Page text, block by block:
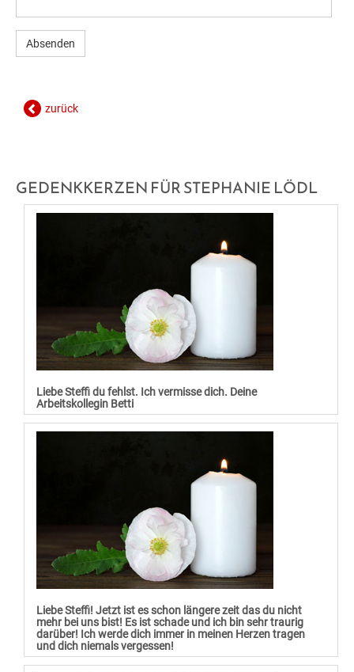
ANSPRECHPARTNER
GESUNDE GEMEINDE
zurück
GEDENKKERZEN FÜR STEPHANIE LÖDL
Liebe Steffi du fehlst. Ich vermisse dich. Deine
Arbeitskollegin Betti
Liebe Steffi! Jetzt ist es schon längere zeit das du nicht
mehr bei uns bist! Es ist schade und ich bin sehr traurig
darüber! Ich werde dich immer in meinen Herzen tragen
und dich niemals vergessen!